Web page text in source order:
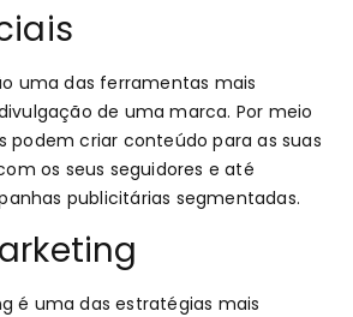
uma das ferramentas mais
de uma marca. Por meio
podem criar conteúdo para as suas
os seus seguidores e até
publicitárias segmentadas.
é uma das estratégias mais